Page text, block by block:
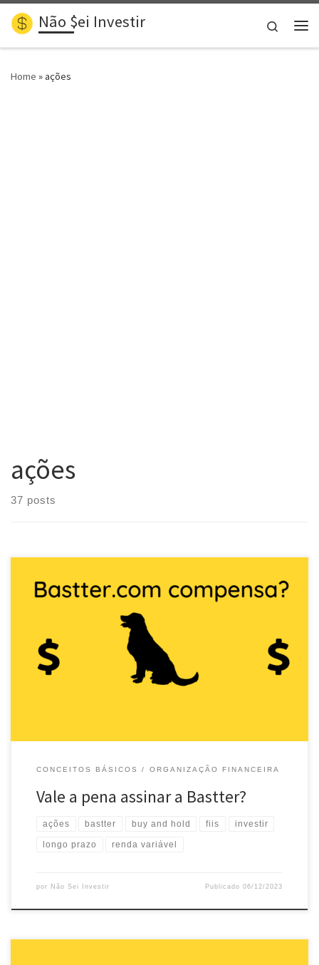
Skip to content
Não $ei Investir
Search
Home »ações
ações
37 posts
A Bastter.com está já há uns bons anos aí na internet, como uma
grande comunidade de finanças, mas que se propõe a ir além
disso, com um fórum movimentado que discute, além de
finanças, desenvolvimento pessoal, saúde, esportes e outras
coisas mais. A Bastter possui um plano gratuito, no qual […]
CONCEITOS BÁSICOS ORGANIZAÇÃO FINANCEIRA
Vale a pena assinar a Bastter?
ações bastter buy and hold fiis investir
longo prazo renda variável
por Não Sei Investir Publicado06/12/2023